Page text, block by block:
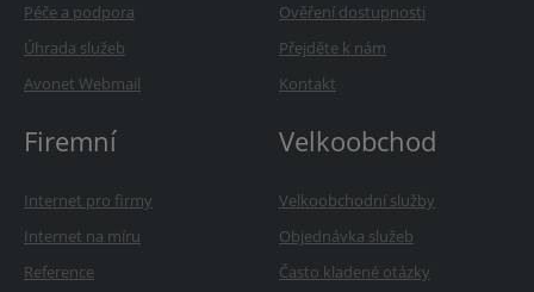
Péče a podpora
Úhrada služeb
Avonet Webmail
Ověření dostupnosti
Přejděte k nám
Kontakt
Firemní
Internet pro firmy
Internet na míru
Reference
Velkoobchod
Velkoobchodní služby
Objednávka služeb
Často kladené otázky